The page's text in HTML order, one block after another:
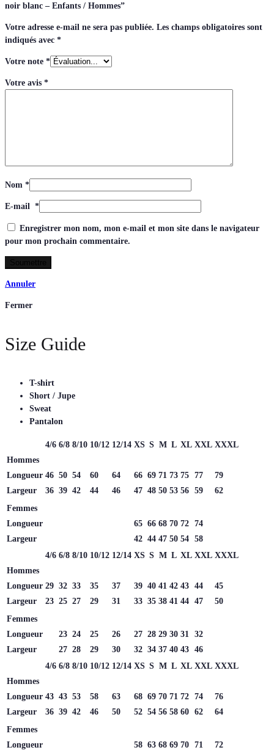
noir blanc – Enfants / Hommes”
Votre adresse e-mail ne sera pas publiée. Les champs obligatoires sont
indiqués avec *
Votre note *
Votre avis *
Nom *
E-mail *
Enregistrer mon nom, mon e-mail et mon site dans le navigateur
pour mon prochain commentaire.
Annuler
Fermer
Size Guide
T-shirt
Short / Jupe
Sweat
Pantalon
4/6 6/8 8/10 10/12 12/14 XS S M L XL XXL XXXL
Hommes
Longueur 46 50 54 60 64 66 69 71 73 75 77
79
Largeur
36 39 42 44 46 47 48 50 53 56 59
62
Femmes
Longueur
65 66 68 70 72 74
Largeur
42 44 47 50 54 58
4/6 6/8 8/10 10/12 12/14 XS S M L XL XXL XXXL
Hommes
Longueur 29 32 33 35 37 39 40 41 42 43 44
45
Largeur
23 25 27 29 31 33 35 38 41 44 47
50
Femmes
Longueur
23 24 25 26 27 28 29 30 31
32
Largeur
27 28 29 30 32 34 37 40 43 46
4/6 6/8 8/10 10/12 12/14 XS S M L XL XXL XXXL
Hommes
Longueur 43 43 53 58 63 68 69 70 71 72 74
76
Largeur
36 39 42 46 50 52 54 56 58 60 62
64
Femmes
Longueur
58 63 68 69 70 71
72